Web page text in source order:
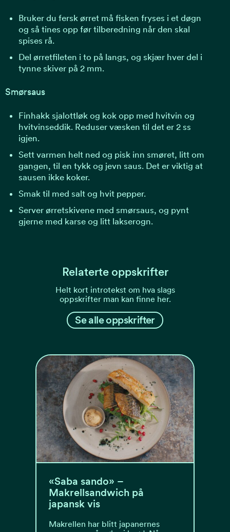
Bruker du fersk ørret må fisken fryses i et døgn
og så tines opp før tilberedning når den skal
spises rå.
Del ørretfileten i to på langs, og skjær hver del i
tynne skiver på 2 mm.
Smørsaus
Finhakk sjalottløk og kok opp med hvitvin og
hvitvinseddik. Reduser væsken til det er 2 ss
igjen.
Sett varmen helt ned og pisk inn smøret, litt om
gangen, til en tykk og jevn saus. Det er viktig at
sausen ikke koker.
Smak til med salt og hvit pepper.
Server ørretskivene med smørsaus, og pynt
gjerne med karse og litt lakserogn.
Relaterte oppskrifter
Helt kort introtekst om hva slags
oppskrifter man kan finne her.
Se alle oppskrifter
«Saba sando» –
Makrellsandwich på
japansk vis
Makrellen har blitt japanernes